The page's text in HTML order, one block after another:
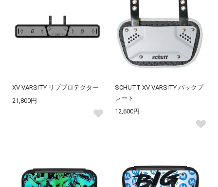
XV VARSITY リブプロテクター
21,800円
SCHUTT XV VARSITY バックプ
レート
12,600円